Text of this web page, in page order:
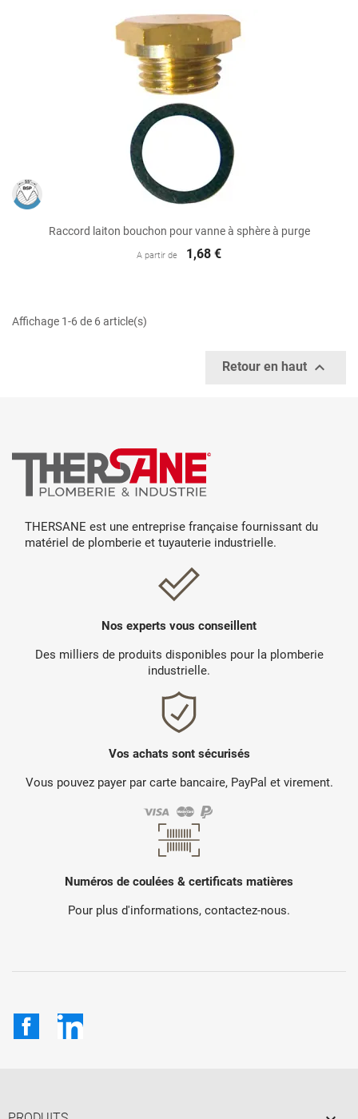
Raccord laiton bouchon pour vanne à sphère à purge
A partir de 1,68 €
Affichage 1-6 de 6 article(s)
Retour en haut 
THERSANE est une entreprise française fournissant du
matériel de plomberie et tuyauterie industrielle.
Nos experts vous conseillent
Des milliers de produits disponibles pour la plomberie
industrielle.
Vos achats sont sécurisés
Vous pouvez payer par carte bancaire, PayPal et virement.
Numéros de coulées & certificats matières
Pour plus d'informations, contactez-nous.
FacebookLinkedIn